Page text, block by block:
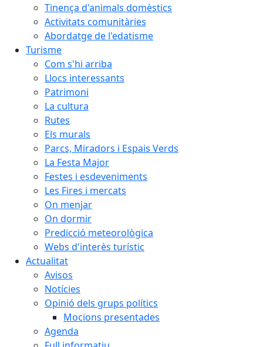
Tinença d'animals domèstics
Activitats comunitàries
Abordatge de l'edatisme
Turisme
Com s'hi arriba
Llocs interessants
Patrimoni
La cultura
Rutes
Els murals
Parcs, Miradors i Espais Verds
La Festa Major
Festes i esdeveniments
Les Fires i mercats
On menjar
On dormir
Predicció meteorològica
Webs d'interès turístic
Actualitat
Avisos
Notícies
Opinió dels grups polítics
Mocions presentades
Agenda